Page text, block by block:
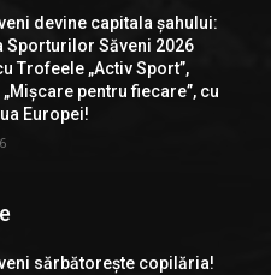
devine capitala șahului:
Sporturilor Săveni 2026
Trofeele „Activ Sport”,
„Mișcare pentru fiecare”, cu
Europei!
sărbătorește copilăria!